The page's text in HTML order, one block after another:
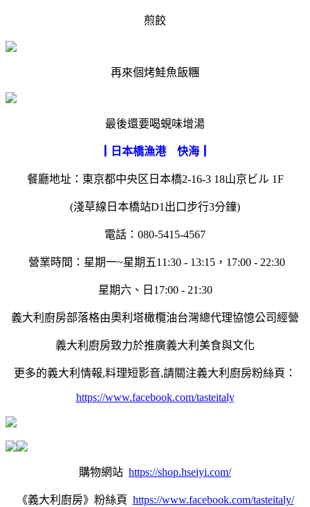
煎餃
再來個烤鮭魚飯糰
最後還要喝蜆味增湯
┃日本橋漁港 快海┃
餐廳地址：東京都中央区日本橋2-16-3 18山京ビル 1F
(淺草線日本橋站D1出口步行3分鐘)
電話：080-5415-4567
營業時間：星期一~星期五11:30 - 13:15，17:00 - 22:30
星期六、日17:00 - 21:30
義大利廚房部落格由奧利塔橄欖油台灣總代理協憶公司經營
義大利廚房致力於推廣義大利美食與文化
更多的義大利情報,料理短影音,請關注義大利廚房粉絲頁：
https://www.facebook.com/tasteitaly
購物網站 https://shop.hseiyi.com/
《義大利廚房》粉絲頁 https://www.facebook.com/tasteitaly/